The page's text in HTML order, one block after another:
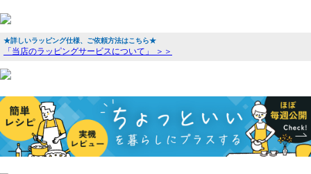
★詳しいラッピング仕様、ご依頼方法はこちら★
「当店のラッピングサービスについて」 ＞＞